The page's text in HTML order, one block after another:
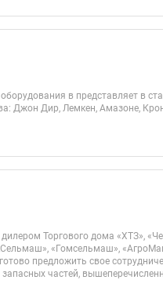
в представляет в
Джон Дир, Лемкен, Амазоне,
Торгового дома «ХТЗ»,
«Гомсельмаш»,
предложить свое
частей,